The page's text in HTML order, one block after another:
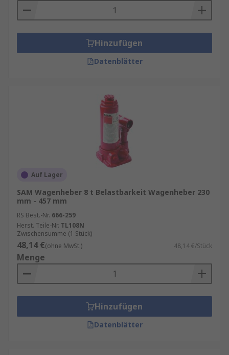
Hinzufügen
Datenblätter
Auf Lager
SAM Wagenheber 8 t Belastbarkeit Wagenheber 230
mm - 457 mm
RS Best.-Nr. 666-259
Herst. Teile-Nr. TL108N
Zwischensumme (1 Stück)
48,14 €(ohne MwSt.) 48,14 €/Stück
Menge
Hinzufügen
Datenblätter